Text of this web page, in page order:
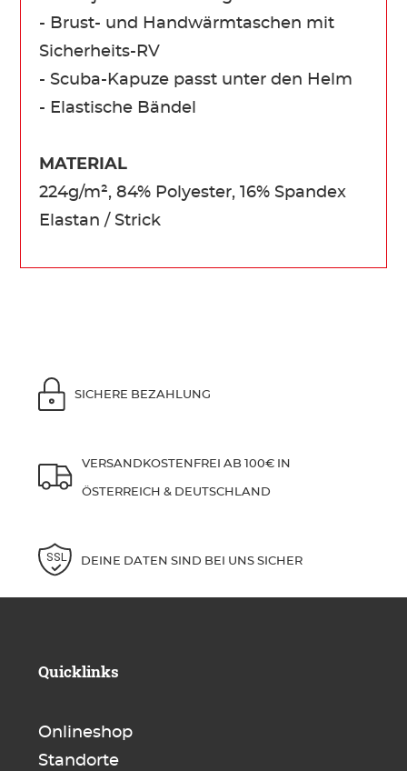
- Brust- und Handwärmtaschen mit
Sicherheits-RV
- Scuba-Kapuze passt unter den Helm
- Elastische Bändel
MATERIAL
224g/m², 84% Polyester, 16% Spandex
Elastan / Strick
SICHERE BEZAHLUNG
VERSANDKOSTENFREI AB 100€ IN
ÖSTERREICH & DEUTSCHLAND
DEINE DATEN SIND BEI UNS SICHER
Quicklinks
Onlineshop
Standorte